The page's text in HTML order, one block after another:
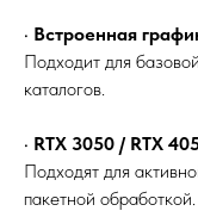
• Встроенная
Подходит для
каталогов.
• RTX 3050 / RTX
Подходят для
пакетной обработкой.